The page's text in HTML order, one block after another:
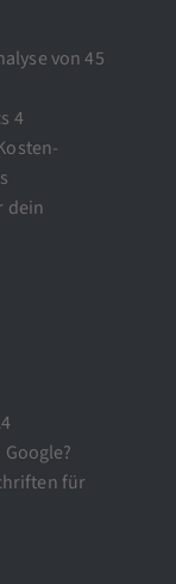
von 45
4
dein
für